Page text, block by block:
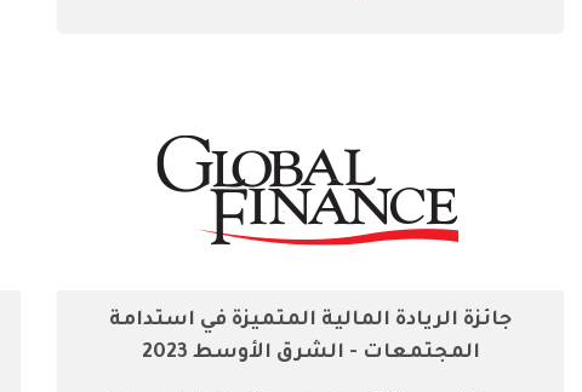
جائزة الريادة المالية المتميزة في استدامة
المجتمعات - الشرق الأوسط 2023